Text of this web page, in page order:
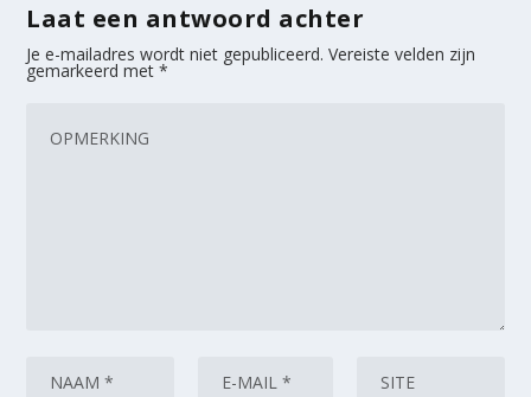
Laat een antwoord achter
Je e-mailadres wordt niet gepubliceerd. Vereiste velden zijn
gemarkeerd met*